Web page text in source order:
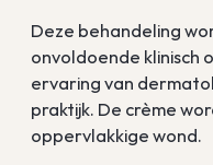
Deze behandeling
onvoldoende klinisch
ervaring van
praktijk. De crème
oppervlakkige wond.